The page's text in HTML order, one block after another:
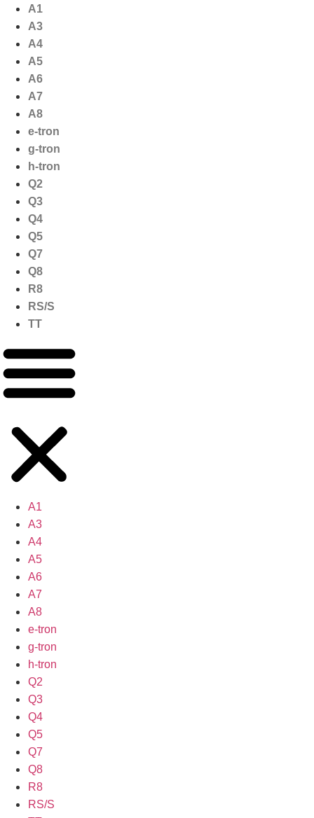
naar
inhoud
A1
A3
A4
A5
A6
A7
A8
e-tron
g-tron
h-tron
Q2
Q3
Q4
Q5
Q7
Q8
R8
RS/S
TT
A1
A3
A4
A5
A6
A7
A8
e-tron
g-tron
h-tron
Q2
Q3
Q4
Q5
Q7
Q8
R8
RS/S